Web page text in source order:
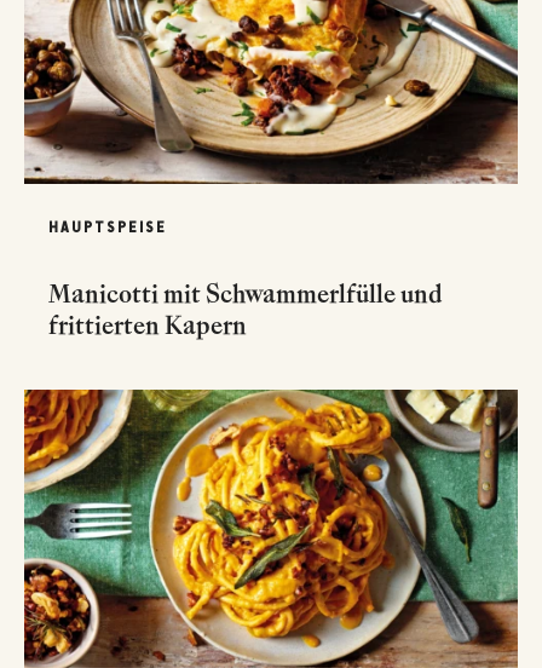
HAUPTSPEISE
Manicotti mit Schwammerlfülle und
frittierten Kapern